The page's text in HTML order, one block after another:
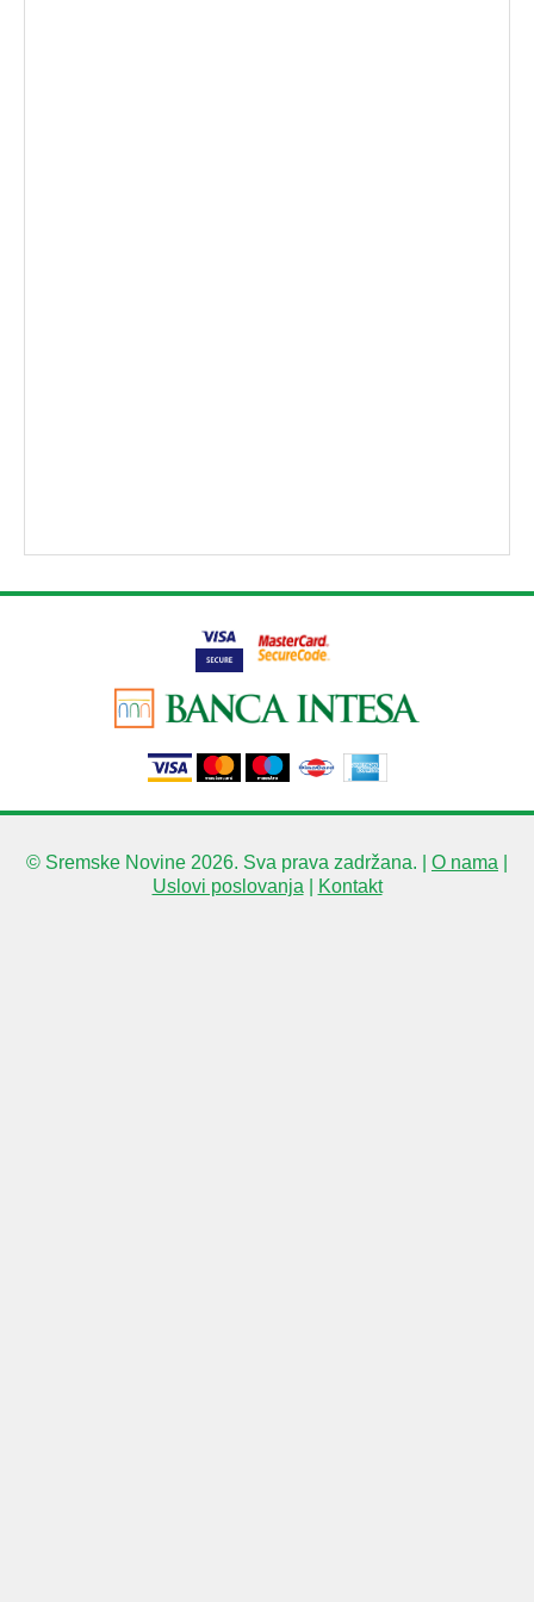
© Sremske Novine 2026. Sva prava zadržana. | O nama
Uslovi poslovanja
Kontakt